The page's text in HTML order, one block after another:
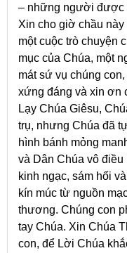
– những người được
Xin cho giờ chầu
một cuộc trò chuyện
mục của Chúa, một
mát sứ vụ chúng
xứng đáng và xin ơn
Lạy Chúa Giêsu,
trụ, nhưng Chúa đã
hình bánh mỏng
và Dân Chúa vô
kinh ngạc, sám hối
kín múc từ nguồn
thương. Chúng con
tay Chúa. Xin Chúa
con, để Lời Chúa